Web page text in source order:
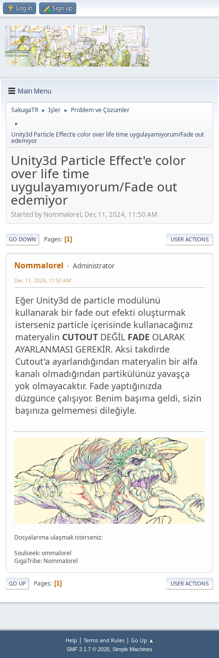
Log in Sign up
Main Menu
SakugaTR ► İşler ► Problem ve Çözümler
►
Unity3d Particle Effect'e color over life time uygulayamıyorum/Fade out
edemiyor
Unity3d Particle Effect'e color
over life time
uygulayamıyorum/Fade out
edemiyor
Started by Nommalorel, Dec 11, 2024, 11:50 AM
GO DOWN Pages 1 USER ACTIONS
Nommalorel Administrator
Dec 11, 2024, 11:50 AM
Eğer Unity3d de particle modülünü
kullanarak bir fade out efekti oluşturmak
isterseniz particle içerisinde kullanacağınız
materyalin CUTOUT DEĞİL FADE OLARAK
AYARLANMASI GEREKİR. Aksi takdirde
Cutout'a ayarlandığından materyalin bir alfa
kanalı olmadığından partikülünüz yavaşça
yok olmayacaktır. Fade yaptığınızda
düzgünce çalışıyor. Benim başıma geldi, sizin
başınıza gelmemesi dileğiyle.
Dosyalarıma ulaşmak isterseniz:
Soulseek: ommalorel
GigaTribe: Nommalorel
GO UP Pages 1 USER ACTIONS
Help | Terms and Rules| Go Up ▲
SMF 2.1.7 © 2026, Simple Machines